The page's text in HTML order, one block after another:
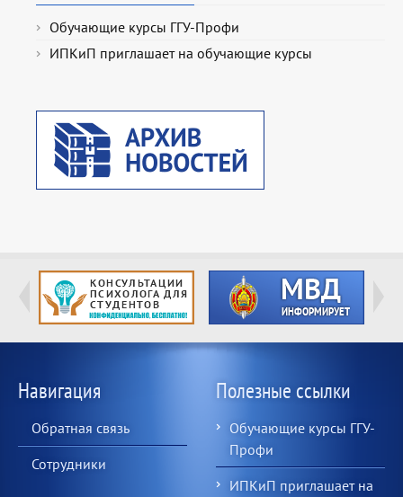
Обучающие курсы ГГУ-Профи
ИПКиП приглашает на обучающие курсы
Навигация
Обратная связь
Сотрудники
Полезные ссылки
Обучающие курсы ГГУ-
Профи
ИПКиП приглашает на